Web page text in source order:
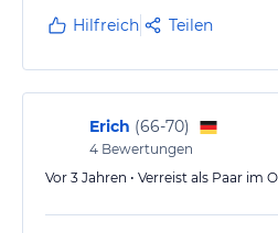
Hilfreich Teilen
Erich (66-70)
4 Bewertungen
Vor 3 Jahren • Verreist als Paar im